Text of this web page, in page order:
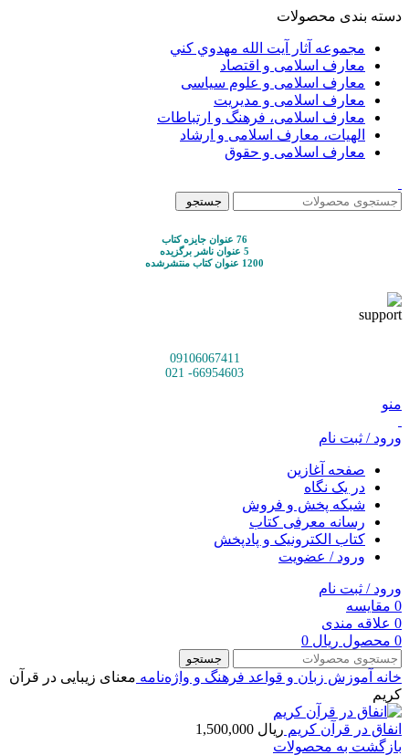
دسته بندی محصولات
مجموعه آثار آيت الله مهدوي كني
معارف اسلامی و اقتصاد
معارف اسلامی و علوم سیاسی
معارف اسلامی و مدیریت
معارف اسلامی، فرهنگ و ارتباطات
الهیات، معارف اسلامی و ارشاد
معارف اسلامی و حقوق
جستجو
76 عنوان جایزه کتاب
5 عنوان ناشر برگزیده
1200 عنوان کتاب منتشرشده
09106067411
66954603- 021
منو
ورود / ثبت نام
صفحه آغازین
در یک نگاه
شبکه پخش و فروش
رسانه معرفی کتاب
کتاب الکترونیک و پادپخش
ورود / عضویت
ورود / ثبت نام
0 مقایسه
0 علاقه مندی
0 محصول ریال
جستجو
خانه آموزش زبان و قواعد فرهنگ و واژه‌نامه معنای زیبایی در قرآن
کریم
انفاق در قرآن کریم ریال
بازگشت به محصولات